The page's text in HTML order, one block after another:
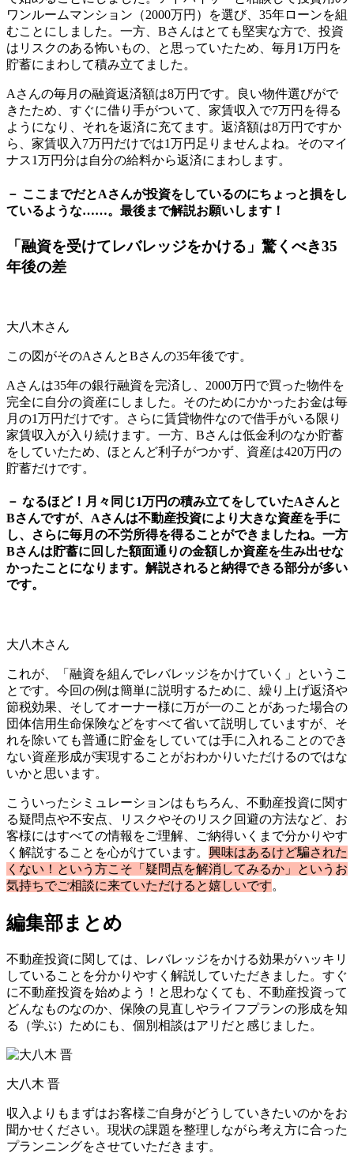
ワンルームマンション（2000万円）を選び、35年ローンを組
むことにしました。一方、Bさんはとても堅実な方で、投資
はリスクのある怖いもの、と思っていたため、毎月1万円を
貯蓄にまわして積み立てました。
Aさんの毎月の融資返済額は8万円です。良い物件選びがで
きたため、すぐに借り手がついて、家賃収入で7万円を得る
ようになり、それを返済に充てます。返済額は8万円ですか
ら、家賃収入7万円だけでは1万円足りませんよね。そのマイ
ナス1万円分は自分の給料から返済にまわします。
－ ここまでだとAさんが投資をしているのにちょっと損をし
ているような……。最後まで解説お願いします！
「融資を受けてレバレッジをかける」驚くべき35
年後の差
大八木さん
この図がそのAさんとBさんの35年後です。
Aさんは35年の銀行融資を完済し、2000万円で買った物件を
完全に自分の資産にしました。そのためにかかったお金は毎
月の1万円だけです。さらに賃貸物件なので借手がいる限り
家賃収入が入り続けます。一方、Bさんは低金利のなか貯蓄
をしていたため、ほとんど利子がつかず、資産は420万円の
貯蓄だけです。
－ なるほど！月々同じ1万円の積み立てをしていたAさんと
Bさんですが、Aさんは不動産投資により大きな資産を手に
し、さらに毎月の不労所得を得ることができましたね。一方
Bさんは貯蓄に回した額面通りの金額しか資産を生み出せな
かったことになります。解説されると納得できる部分が多い
です。
大八木さん
これが、「融資を組んでレバレッジをかけていく」というこ
とです。今回の例は簡単に説明するために、繰り上げ返済や
節税効果、そしてオーナー様に万が一のことがあった場合の
団体信用生命保険などをすべて省いて説明していますが、そ
れを除いても普通に貯金をしていては手に入れることのでき
ない資産形成が実現することがおわかりいただけるのではな
いかと思います。
こういったシミュレーションはもちろん、不動産投資に関す
る疑問点や不安点、リスクやそのリスク回避の方法など、お
客様にはすべての情報をご理解、ご納得いくまで分かりやす
く解説することを心がけています。 興味はあるけど騙された
くない！という方こそ「疑問点を解消してみるか」というお
気持ちでご相談に来ていただけると嬉しいです。
編集部まとめ
不動産投資に関しては、レバレッジをかける効果がハッキリ
していることを分かりやすく解説していただきました。すぐ
に不動産投資を始めよう！と思わなくても、不動産投資って
どんなものなのか、保険の見直しやライフプランの形成を知
る（学ぶ）ためにも、個別相談はアリだと感じました。
大八木 晋
収入よりもまずはお客様ご自身がどうしていきたいのかをお
聞かせください。現状の課題を整理しながら考え方に合った
プランニングをさせていただきます。